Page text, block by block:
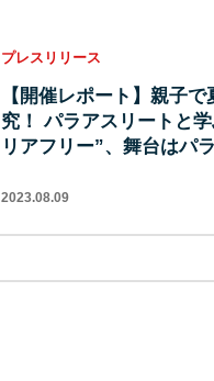
プレスリリース
【開催レポート】親子
究！ パラアスリートと
リアフリー”、舞台はパ
2023.08.09